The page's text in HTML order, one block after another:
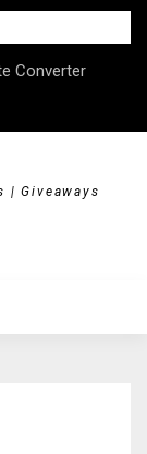
Converter
Beyond
| Giveaways